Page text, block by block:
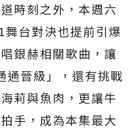
時刻之外，本週六
台對決也提前引爆
銀赫相關歌曲，讓
通晉級」，還有挑戰
莉與魚肉， 更讓牛
手，成為本集最大